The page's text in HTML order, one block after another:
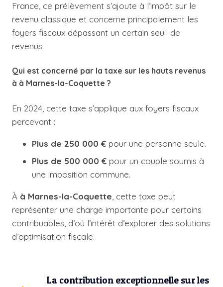
France, ce prélèvement s’ajoute à l’impôt sur le
revenu classique et concerne principalement les
foyers fiscaux dépassant un certain seuil de
revenus.
Qui est concerné par la taxe sur les hauts revenus
à à Marnes-la-Coquette ?
En 2024, cette taxe s’applique aux foyers fiscaux
percevant :
Plus de 250 000 € pour une personne seule.
Plus de 500 000 € pour un couple soumis à
une imposition commune.
À à Marnes-la-Coquette, cette taxe peut
représenter une charge importante pour certains
contribuables, d’où l’intérêt d’explorer des solutions
d’optimisation fiscale.
La contribution exceptionnelle sur les